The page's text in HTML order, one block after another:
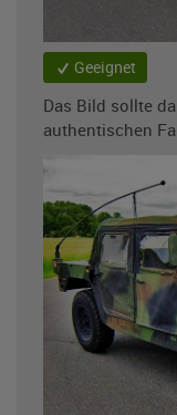
Geeignet
Das Bild sollte
authentischen